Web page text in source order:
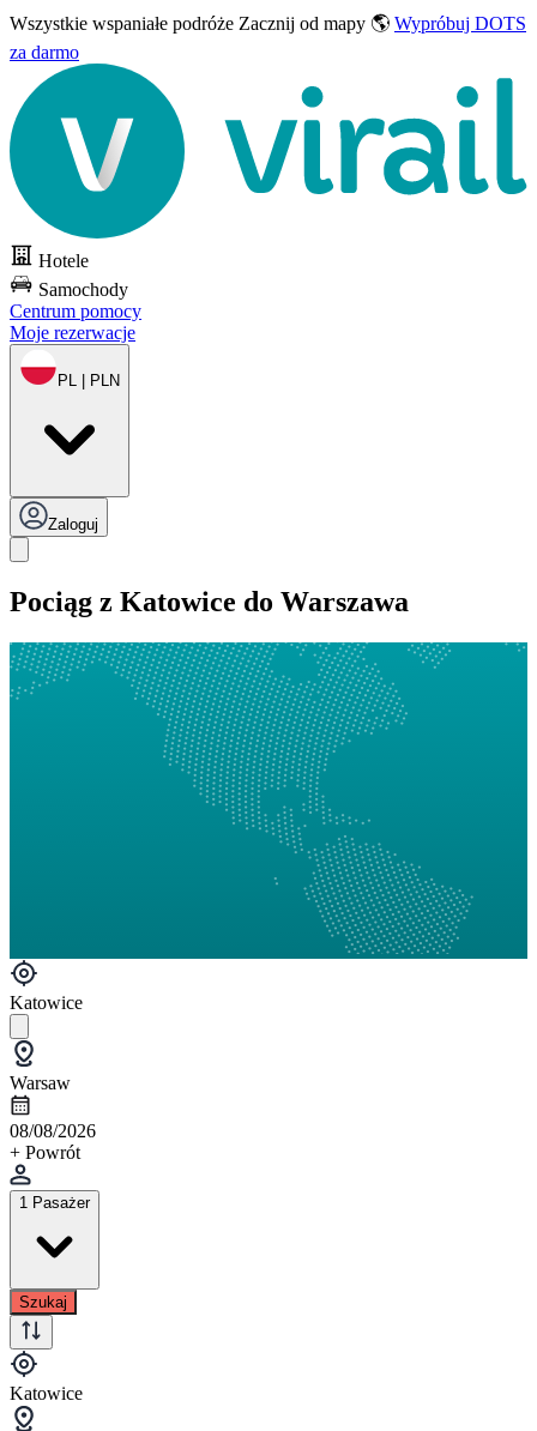
Wszystkie wspaniałe podróże Zacznij od mapy 🌎 Wypróbuj DOTS
za darmo
Hotele
Samochody
Centrum pomocy
Moje rezerwacje
PL | PLN
Zaloguj
Pociąg z Katowice do Warszawa
Katowice
Warsaw
08/08/2026
+ Powrót
1 Pasażer
Szukaj
Katowice